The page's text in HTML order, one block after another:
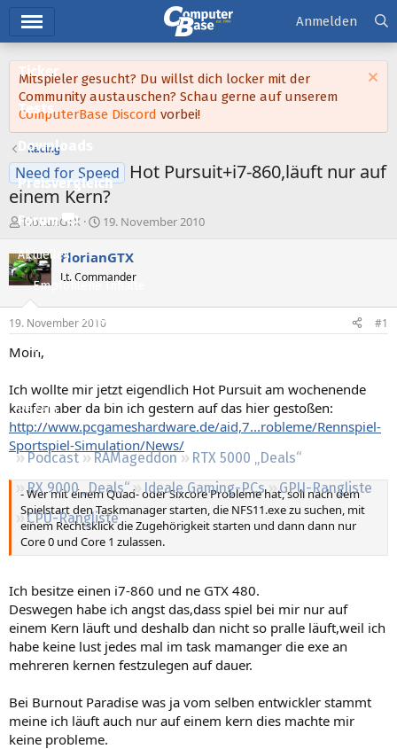
Ticker
Tests
Downloads
Preisvergleich
Forum
Aktuelles
Empfohlene Inhalte
Neue Beiträge
Neueste Aktivitäten
Regeln
Podcast RAMageddon
RTX 5000 „Deals“
RX 9000 „Deals“
Ideale Gaming-PCs
GPU-Rangliste
CPU-Rangliste
Anmelden
Mitspieler gesucht? Du willst dich locker mit der
Community austauschen? Schau gerne auf unserem
ComputerBase Discord vorbei!
Racing
Need for Speed
Hot Pursuit+i7-860,läuft nur auf
einem Kern?
E
s
t
e
e
r
FlorianGTX
E
s
e
l
t
19. November 2010
FlorianGTX
Lt. Commander
19. November 2010 #1
Moin,
Ich wollte mir jetzt eigendlich Hot Pursuit am wochenende
kaufen aber da bin ich gestern auf das hier gestoßen:
http://www.pcgameshardware.de/aid,7...robleme/Rennspiel-
Sportspiel-Simulation/News/
- Wer mit einem Quad- oder Sixcore Probleme hat, soll nach dem
Spielstart den Taskmanager starten, die NFS11.exe zu suchen, mit
einem Rechtsklick die Zugehörigkeit starten und dann dann nur
Core 0 und Core 1 zulassen.
Ich besitze einen i7-860 und ne GTX 480.
Deswegen habe ich angst das,dass spiel bei mir nur auf
einem Kern läuft und deshalb dan nicht so pralle läuft,weil ich
habe keine lust jedes mal im task mamanger die exe an
mehreren kernen festzulegen auf dauer.
Bei Burnout Paradise was ja vom selben entwickler stammt
meine ich läuft auch nur auf einem kern dies machte mir
keine probleme.